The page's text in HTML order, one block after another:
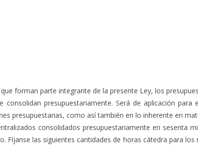
forman parte integrante de la presente Ley, los
presupuestariamente. Será de aplicación
presupuestarias, como así también en lo inherente en
consolidados presupuestariamente en sesenta
las siguientes cantidades de horas cátedra para los